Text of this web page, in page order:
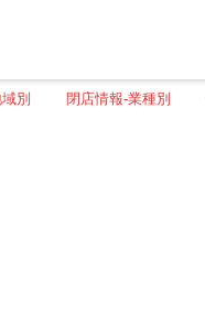
別 閉店情報-業種別